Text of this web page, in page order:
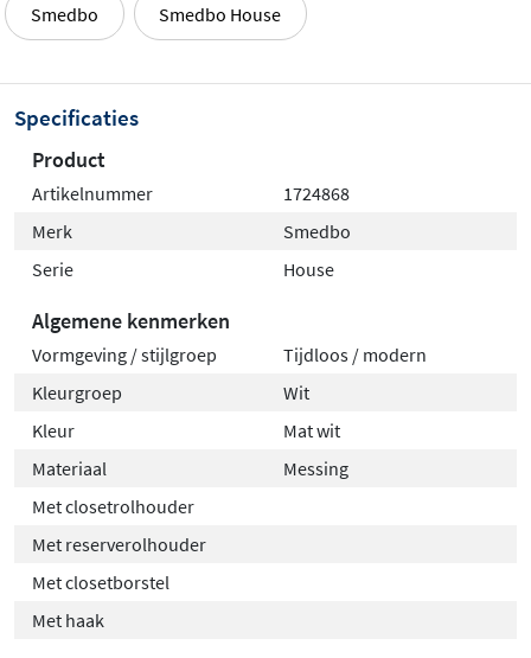
Smedbo Smedbo House
Specificaties
Product
Artikelnummer
1724868
Merk
Smedbo
Serie
House
Algemene kenmerken
Vormgeving / stijlgroep
Tijdloos / modern
Kleurgroep
Wit
Kleur
Mat wit
Materiaal
Messing
Met closetrolhouder
Met reserverolhouder
Met closetborstel
Met haak